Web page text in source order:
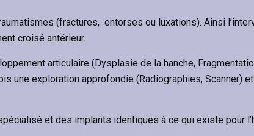
(fractures, entorses ou luxations). Ainsi
croisé antérieur.
articulaire (Dysplasie de la hanche,
une exploration approfondie (Radiographies, Scanner)
et des implants identiques à ce qui existe pour